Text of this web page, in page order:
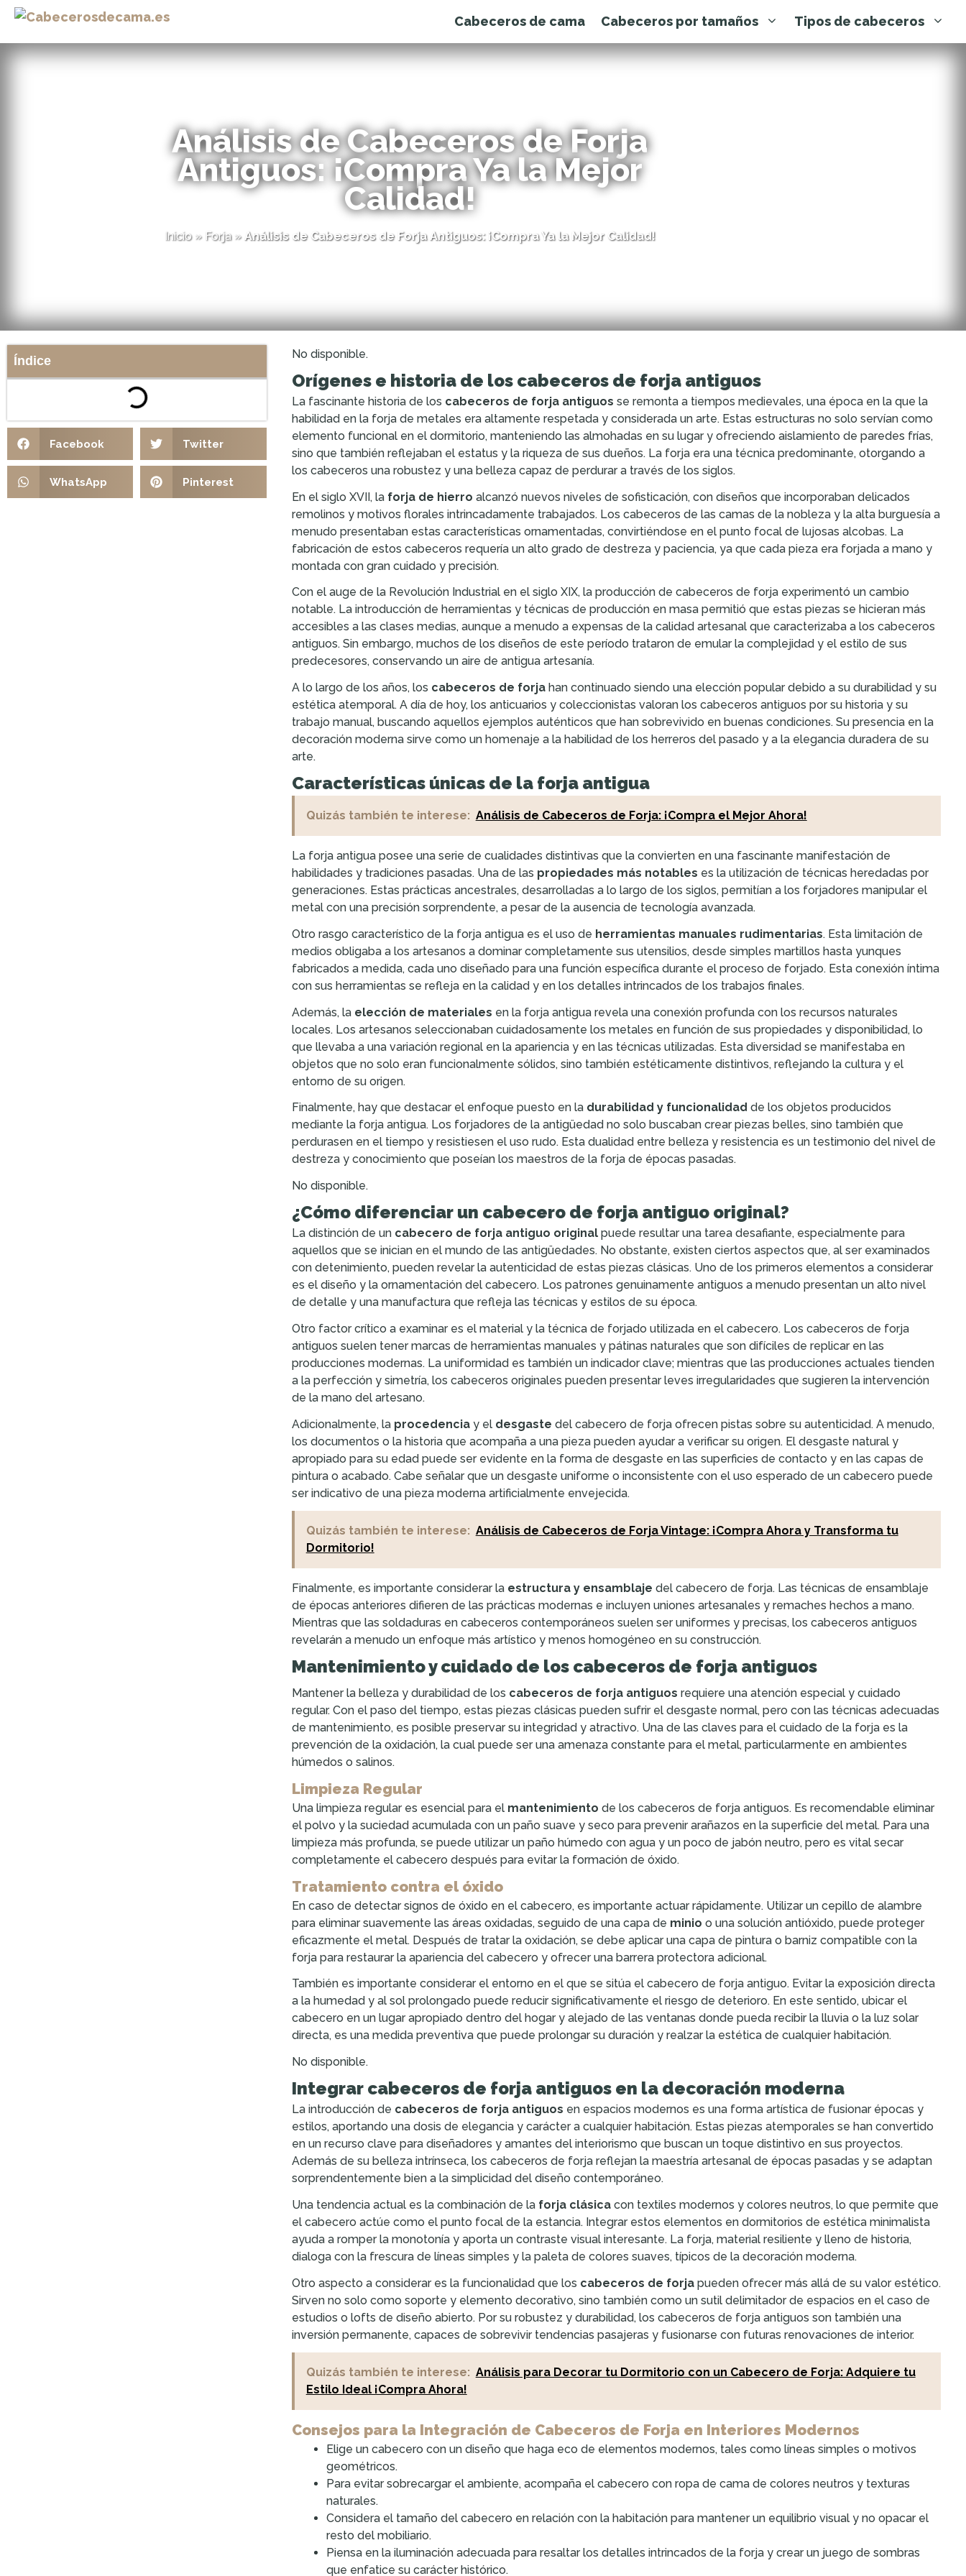
Cabeceros de cama Cabeceros por tamaños Tipos de cabeceros
Análisis de Cabeceros de Forja
Antiguos: ¡Compra Ya la Mejor
Calidad!
Inicio» Forja» Análisis de Cabeceros de Forja Antiguos: ¡Compra Ya la Mejor Calidad!
Índice
Facebook Twitter
WhatsApp Pinterest
No disponible.
Orígenes e historia de los cabeceros de forja antiguos
La fascinante historia de los cabeceros de forja antiguos se remonta a tiempos medievales, una época en la que la
habilidad en la forja de metales era altamente respetada y considerada un arte. Estas estructuras no solo servían como
elemento funcional en el dormitorio, manteniendo las almohadas en su lugar y ofreciendo aislamiento de paredes frías,
sino que también reflejaban el estatus y la riqueza de sus dueños. La forja era una técnica predominante, otorgando a
los cabeceros una robustez y una belleza capaz de perdurar a través de los siglos.
En el siglo XVII, la forja de hierro alcanzó nuevos niveles de sofisticación, con diseños que incorporaban delicados
remolinos y motivos florales intrincadamente trabajados. Los cabeceros de las camas de la nobleza y la alta burguesía a
menudo presentaban estas características ornamentadas, convirtiéndose en el punto focal de lujosas alcobas. La
fabricación de estos cabeceros requería un alto grado de destreza y paciencia, ya que cada pieza era forjada a mano y
montada con gran cuidado y precisión.
Con el auge de la Revolución Industrial en el siglo XIX, la producción de cabeceros de forja experimentó un cambio
notable. La introducción de herramientas y técnicas de producción en masa permitió que estas piezas se hicieran más
accesibles a las clases medias, aunque a menudo a expensas de la calidad artesanal que caracterizaba a los cabeceros
antiguos. Sin embargo, muchos de los diseños de este período trataron de emular la complejidad y el estilo de sus
predecesores, conservando un aire de antigua artesanía.
A lo largo de los años, los cabeceros de forjahan continuado siendo una elección popular debido a su durabilidad y su
estética atemporal. A día de hoy, los anticuarios y coleccionistas valoran los cabeceros antiguos por su historia y su
trabajo manual, buscando aquellos ejemplos auténticos que han sobrevivido en buenas condiciones. Su presencia en la
decoración moderna sirve como un homenaje a la habilidad de los herreros del pasado y a la elegancia duradera de su
arte.
Características únicas de la forja antigua
Quizás también te interese: Análisis de Cabeceros de Forja: ¡Compra el Mejor Ahora!
La forja antigua posee una serie de cualidades distintivas que la convierten en una fascinante manifestación de
habilidades y tradiciones pasadas. Una de las propiedades más notables es la utilización de técnicas heredadas por
generaciones. Estas prácticas ancestrales, desarrolladas a lo largo de los siglos, permitían a los forjadores manipular el
metal con una precisión sorprendente, a pesar de la ausencia de tecnología avanzada.
Otro rasgo característico de la forja antigua es el uso de herramientas manuales rudimentarias. Esta limitación de
medios obligaba a los artesanos a dominar completamente sus utensilios, desde simples martillos hasta yunques
fabricados a medida, cada uno diseñado para una función específica durante el proceso de forjado. Esta conexión íntima
con sus herramientas se refleja en la calidad y en los detalles intrincados de los trabajos finales.
Además, la elección de materiales en la forja antigua revela una conexión profunda con los recursos naturales
locales. Los artesanos seleccionaban cuidadosamente los metales en función de sus propiedades y disponibilidad, lo
que llevaba a una variación regional en la apariencia y en las técnicas utilizadas. Esta diversidad se manifestaba en
objetos que no solo eran funcionalmente sólidos, sino también estéticamente distintivos, reflejando la cultura y el
entorno de su origen.
Finalmente, hay que destacar el enfoque puesto en la durabilidad y funcionalidad de los objetos producidos
mediante la forja antigua. Los forjadores de la antigüedad no solo buscaban crear piezas belles, sino también que
perdurasen en el tiempo y resistiesen el uso rudo. Esta dualidad entre belleza y resistencia es un testimonio del nivel de
destreza y conocimiento que poseían los maestros de la forja de épocas pasadas.
No disponible.
¿Cómo diferenciar un cabecero de forja antiguo original?
La distinción de un cabecero de forja antiguo originalpuede resultar una tarea desafiante, especialmente para
aquellos que se inician en el mundo de las antigüedades. No obstante, existen ciertos aspectos que, al ser examinados
con detenimiento, pueden revelar la autenticidad de estas piezas clásicas. Uno de los primeros elementos a considerar
es el diseño y la ornamentación del cabecero. Los patrones genuinamente antiguos a menudo presentan un alto nivel
de detalle y una manufactura que refleja las técnicas y estilos de su época.
Otro factor crítico a examinar es el material y la técnica de forjado utilizada en el cabecero. Los cabeceros de forja
antiguos suelen tener marcas de herramientas manuales y pátinas naturales que son difíciles de replicar en las
producciones modernas. La uniformidad es también un indicador clave; mientras que las producciones actuales tienden
a la perfección y simetría, los cabeceros originales pueden presentar leves irregularidades que sugieren la intervención
de la mano del artesano.
Adicionalmente, la procedenciay el desgaste del cabecero de forja ofrecen pistas sobre su autenticidad. A menudo,
los documentos o la historia que acompaña a una pieza pueden ayudar a verificar su origen. El desgaste natural y
apropiado para su edad puede ser evidente en la forma de desgaste en las superficies de contacto y en las capas de
pintura o acabado. Cabe señalar que un desgaste uniforme o inconsistente con el uso esperado de un cabecero puede
ser indicativo de una pieza moderna artificialmente envejecida.
Quizás también te interese: Análisis de Cabeceros de Forja Vintage: ¡Compra Ahora y Transforma tu
Dormitorio!
Finalmente, es importante considerar la estructura y ensamblaje del cabecero de forja. Las técnicas de ensamblaje
de épocas anteriores difieren de las prácticas modernas e incluyen uniones artesanales y remaches hechos a mano.
Mientras que las soldaduras en cabeceros contemporáneos suelen ser uniformes y precisas, los cabeceros antiguos
revelarán a menudo un enfoque más artístico y menos homogéneo en su construcción.
Mantenimiento y cuidado de los cabeceros de forja antiguos
Mantener la belleza y durabilidad de los cabeceros de forja antiguos requiere una atención especial y cuidado
regular. Con el paso del tiempo, estas piezas clásicas pueden sufrir el desgaste normal, pero con las técnicas adecuadas
de mantenimiento, es posible preservar su integridad y atractivo. Una de las claves para el cuidado de la forja es la
prevención de la oxidación, la cual puede ser una amenaza constante para el metal, particularmente en ambientes
húmedos o salinos.
Limpieza Regular
Una limpieza regular es esencial para el mantenimiento de los cabeceros de forja antiguos. Es recomendable eliminar
el polvo y la suciedad acumulada con un paño suave y seco para prevenir arañazos en la superficie del metal. Para una
limpieza más profunda, se puede utilizar un paño húmedo con agua y un poco de jabón neutro, pero es vital secar
completamente el cabecero después para evitar la formación de óxido.
Tratamiento contra el óxido
En caso de detectar signos de óxido en el cabecero, es importante actuar rápidamente. Utilizar un cepillo de alambre
para eliminar suavemente las áreas oxidadas, seguido de una capa de minio o una solución antióxido, puede proteger
eficazmente el metal. Después de tratar la oxidación, se debe aplicar una capa de pintura o barniz compatible con la
forja para restaurar la apariencia del cabecero y ofrecer una barrera protectora adicional.
También es importante considerar el entorno en el que se sitúa el cabecero de forja antiguo. Evitar la exposición directa
a la humedad y al sol prolongado puede reducir significativamente el riesgo de deterioro. En este sentido, ubicar el
cabecero en un lugar apropiado dentro del hogar y alejado de las ventanas donde pueda recibir la lluvia o la luz solar
directa, es una medida preventiva que puede prolongar su duración y realzar la estética de cualquier habitación.
No disponible.
Integrar cabeceros de forja antiguos en la decoración moderna
La introducción de cabeceros de forja antiguos en espacios modernos es una forma artística de fusionar épocas y
estilos, aportando una dosis de elegancia y carácter a cualquier habitación. Estas piezas atemporales se han convertido
en un recurso clave para diseñadores y amantes del interiorismo que buscan un toque distintivo en sus proyectos.
Además de su belleza intrínseca, los cabeceros de forja reflejan la maestría artesanal de épocas pasadas y se adaptan
sorprendentemente bien a la simplicidad del diseño contemporáneo.
Una tendencia actual es la combinación de la forja clásicacon textiles modernos y colores neutros, lo que permite que
el cabecero actúe como el punto focal de la estancia. Integrar estos elementos en dormitorios de estética minimalista
ayuda a romper la monotonía y aporta un contraste visual interesante. La forja, material resiliente y lleno de historia,
dialoga con la frescura de líneas simples y la paleta de colores suaves, típicos de la decoración moderna.
Otro aspecto a considerar es la funcionalidad que los cabeceros de forjapueden ofrecer más allá de su valor estético.
Sirven no solo como soporte y elemento decorativo, sino también como un sutil delimitador de espacios en el caso de
estudios o lofts de diseño abierto. Por su robustez y durabilidad, los cabeceros de forja antiguos son también una
inversión permanente, capaces de sobrevivir tendencias pasajeras y fusionarse con futuras renovaciones de interior.
Quizás también te interese: Análisis para Decorar tu Dormitorio con un Cabecero de Forja: Adquiere tu
Estilo Ideal ¡Compra Ahora!
Consejos para la Integración de Cabeceros de Forja en Interiores Modernos
Elige un cabecero con un diseño que haga eco de elementos modernos, tales como líneas simples o motivos
geométricos.
Para evitar sobrecargar el ambiente, acompaña el cabecero con ropa de cama de colores neutros y texturas
naturales.
Considera el tamaño del cabecero en relación con la habitación para mantener un equilibrio visual y no opacar el
resto del mobiliario.
Piensa en la iluminación adecuada para resaltar los detalles intrincados de la forja y crear un juego de sombras
que enfatice su carácter histórico.